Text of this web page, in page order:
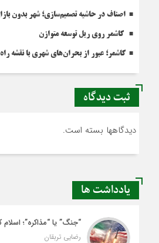
اصناف در حاشیه تصمیم‌سازی؛ شهر بدون
کاشمر روی ریل توسعه متوازن
کاشمر؛ عبور از بحران‌های شهری با نقشه
ثبت دیدگاه
دیدگاهها بسته است.
یادداشت ها
“جنگ” یا “مذاکره”؛ اسلام
رضایی تربقان